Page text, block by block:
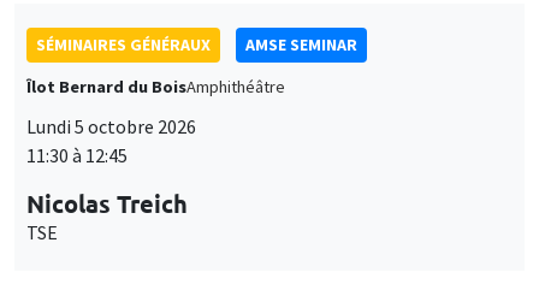
SÉMINAIRES GÉNÉRAUX
AMSE SEMINAR
Îlot Bernard du BoisAmphithéâtre
Lundi 5 octobre 2026
11:30 à 12:45
Nicolas Treich
TSE